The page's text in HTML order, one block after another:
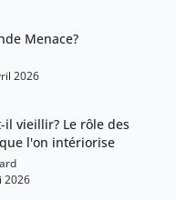
Menace?
2026
il vieillir? Le rôle des
l'on intériorise
2026